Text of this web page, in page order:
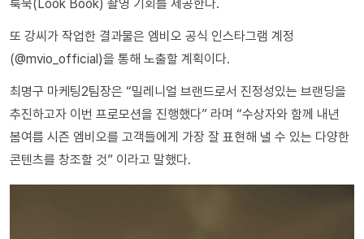
룩북(Look Book) 촬영 기회를 제공한다.
또 강씨가 작업한 결과물은 엠비오 공식 인스타그램 계정
(@mvio_official)을 통해 노출할 계획이다.
최명구 마케팅2팀장은 “밀레니얼 브랜드로서 진정성있는 브랜딩을
추진하고자 이번 프로모션을 진행했다” 라며 “수상자와 함께 내년
봄여름 시즌 엠비오를 고객들에게 가장 잘 표현해 낼 수 있는 다양한
콘텐츠를 창조할 것” 이라고 말했다.